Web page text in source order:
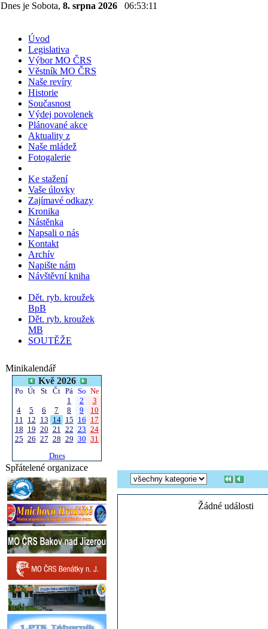
Dnes je Sobota, 8. srpna 2026 06:53:11
Úvod
Legislativa
Výbor MO ČRS
Věstník MO ČRS
Naše revíry
Historie
Současnost
Výdej povolenek
Plánované akce
Aktuality z
Naše mládež
Fotogalerie
Ke stažení
Vaše úlovky
Zajímavé odkazy
Kronika
Nástěnka
Napsali o nás
Kontakt
Archív
Napište nám
Návštěvní kniha
Dět. ryb. kroužek
BpB
Dět. ryb. kroužek
MB
SOUTĚŽE
Minikalendář
Kvě 2026
Po Út St Čt Pá So Ne
1
2
3
4
5 6 7 8 9
10
11 12 13 14 15 16 17
18 19 20 21 22 23 24
25 26 27 28 29 30 31
Dnes
Spřátelené organizace
Žádné události